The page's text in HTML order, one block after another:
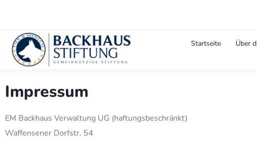
Startseite Über
Impressum
EM Backhaus Verwaltung UG (haftungsbeschränkt)
Waffensener Dorfstr. 54